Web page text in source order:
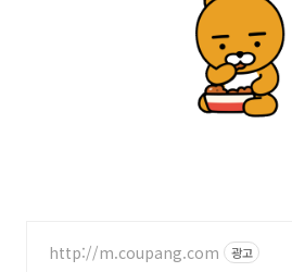
http://m.coupang.com 광고